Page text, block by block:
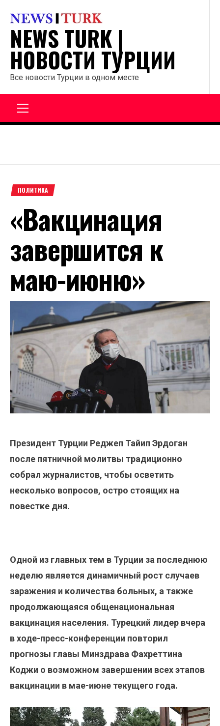
содержанию
NEWS TURK |
НОВОСТИ ТУРЦИИ
Все новости Турции в одном месте
ПОЛИТИКА
«Вакцинация
завершится к
маю-июню»
Президент Турции Реджеп Тайип Эрдоган
после пятничной молитвы традиционно
собрал журналистов, чтобы осветить
несколько вопросов, остро стоящих на
повестке дня.
Одной из главных тем в Турции за последнюю
неделю является динамичный рост случаев
заражения и количества больных, а также
продолжающаяся общенациональная
вакцинация населения. Турецкий лидер вчера
в ходе-пресс-конференции повторил
прогнозы главы Минздрава Фахреттина
Коджи о возможном завершении всех этапов
вакцинации в мае-июне текущего года.